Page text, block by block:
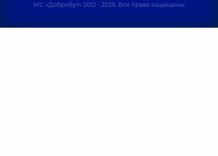
МС «Добробут» 2012 - 2026. Все права защищены